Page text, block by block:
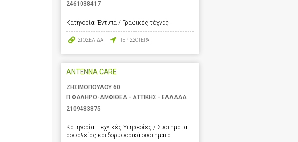
2461038417
Κατηγορία: Έντυπα / Γραφικές τέχνες
ΙΣΤΟΣΕΛΙΔΑ ΠΕΡΙΣΣΟΤΕΡΑ
ANTENNA CARE
ΖΗΣΙΜΟΠΟΥΛΟΥ 60
Π.ΦΑΛΗΡΟ-ΑΜΦΙΘΕΑ - ΑΤΤΙΚΗΣ - ΕΛΛΑΔΑ
2109483875
Κατηγορία: Τεχνικές Υπηρεσίες / Συστήματα
ασφαλείας και δορυφορικά συστήματα